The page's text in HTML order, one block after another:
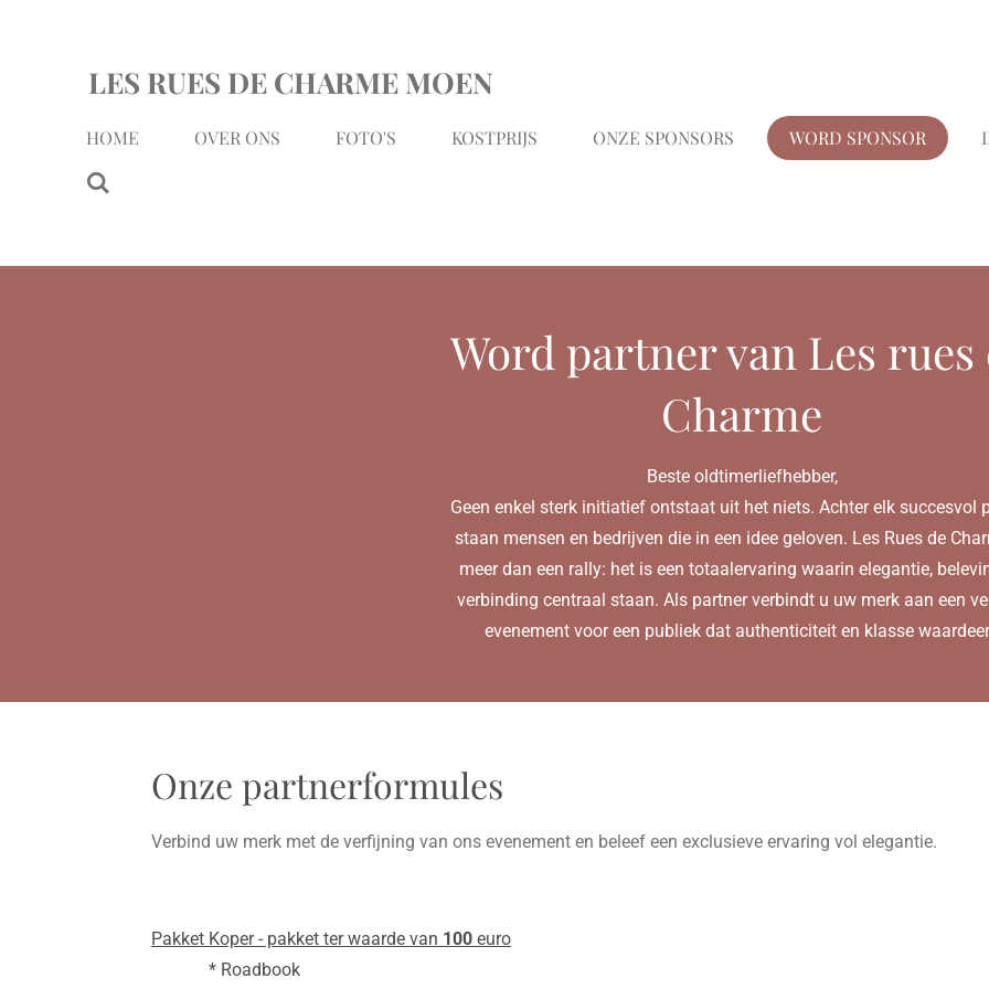
hoofdinhoud
LES RUES DE CHARME MOEN
HOME OVER ONS FOTO'S KOSTPRIJS ONZE SPONSORS WORD SPONSOR
Word partner van Les rues
Charme
Beste oldtimerliefhebber,
Geen enkel sterk initiatief ontstaat uit het niets. Achter elk succesvol
staan mensen en bedrijven die in een idee geloven. Les Rues de
meer dan een rally: het is een totaalervaring waarin elegantie,
verbinding centraal staan. Als partner verbindt u uw merk aan een
evenement voor een publiek dat authenticiteit en klasse
Onze partnerformules
Verbind uw merk met de verfijning van ons evenement en beleef een exclusieve ervaring vol elegantie.
Pakket Koper - pakket ter waarde van 100 euro
* Roadbook